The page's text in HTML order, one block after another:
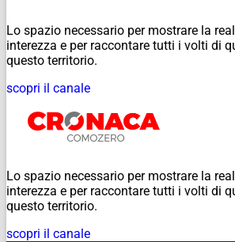
Lo spazio necessario per mostrare la
interezza e per raccontare tutti i volti di
questo territorio.
scopri il canale
Lo spazio necessario per mostrare la
interezza e per raccontare tutti i volti di
questo territorio.
scopri il canale